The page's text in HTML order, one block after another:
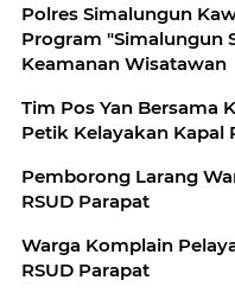
Polres Simalungun
Program "Simalungun Safe
Keamanan Wisatawan
Tim Pos Yan Bersama
Petik Kelayakan Kapal
Pemborong Larang
RSUD Parapat
Warga Komplain
RSUD Parapat